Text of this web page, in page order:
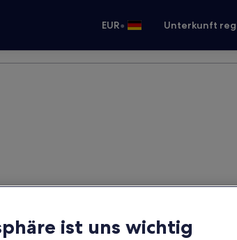
EUR• Unterkunft
ist uns wichtig